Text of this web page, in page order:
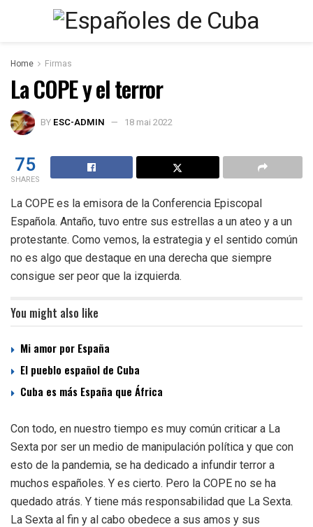
Home Firmas
La COPE y el terror
BY ESC-ADMIN 18 mai 2022
75
SHARES
La COPE es la emisora de la Conferencia Episcopal
Española. Antaño, tuvo entre sus estrellas a un ateo y a un
protestante. Como vemos, la estrategia y el sentido común
no es algo que destaque en una derecha que siempre
consigue ser peor que la izquierda.
You might also like
Mi amor por España
El pueblo español de Cuba
Cuba es más España que África
Con todo, en nuestro tiempo es muy común criticar a La
Sexta por ser un medio de manipulación política y que con
esto de la pandemia, se ha dedicado a infundir terror a
muchos españoles. Y es cierto. Pero la COPE no se ha
quedado atrás. Y tiene más responsabilidad que La Sexta.
La Sexta al fin y al cabo obedece a sus amos y sus